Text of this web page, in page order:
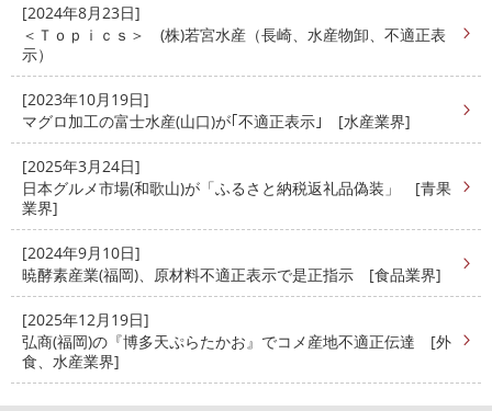
[2024年8月23日]
＜Ｔｏｐｉｃｓ＞ (株)若宮水産（長崎、水産物卸、不適正表
示）
[2023年10月19日]
マグロ加工の富士水産(山口)が｢不適正表示｣ [水産業界]
[2025年3月24日]
日本グルメ市場(和歌山)が「ふるさと納税返礼品偽装」 [青果
業界]
[2024年9月10日]
暁酵素産業(福岡)、原材料不適正表示で是正指示 [食品業界]
[2025年12月19日]
弘商(福岡)の『博多天ぷらたかお』でコメ産地不適正伝達 [外
食、水産業界]